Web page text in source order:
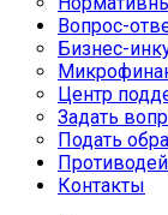
Вопрос-
Бизнес-
Центр
Задать
Подать
Контакты